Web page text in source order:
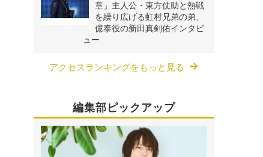
章」主人公・東方仗助と熱戦
を繰り広げる虹村兄弟の弟、
億泰役の新田真剣佑インタビ
ュー
アクセスランキングをもっと見る
編集部ピックアップ